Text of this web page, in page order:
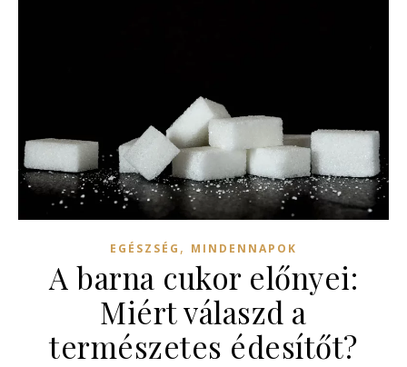
EGÉSZSÉG , MINDENNAPOK
A barna cukor előnyei:
Miért válaszd a
természetes édesítőt?